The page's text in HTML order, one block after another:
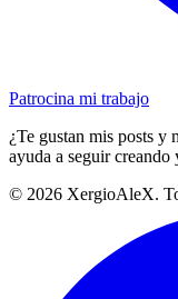
Patrocina mi trabajo
¿Te gustan mis posts y
ayuda a seguir creando
© 2026 XergioAleX.